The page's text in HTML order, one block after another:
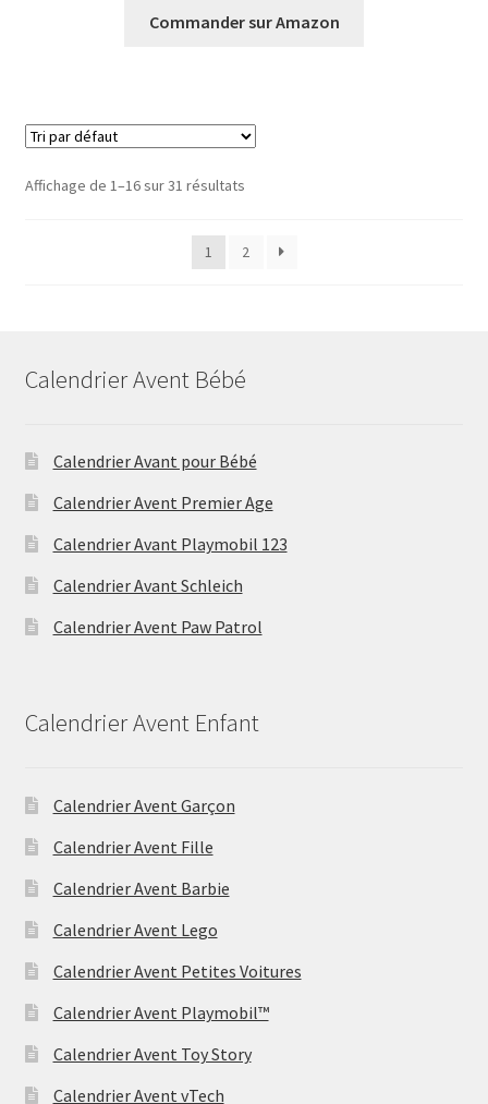
Commander sur Amazon
Affichage de 1–16 sur 31 résultats
1 2
Calendrier Avent Bébé
Calendrier Avant pour Bébé
Calendrier Avent Premier Age
Calendrier Avant Playmobil 123
Calendrier Avant Schleich
Calendrier Avent Paw Patrol
Calendrier Avent Enfant
Calendrier Avent Garçon
Calendrier Avent Fille
Calendrier Avent Barbie
Calendrier Avent Lego
Calendrier Avent Petites Voitures
Calendrier Avent Playmobil™
Calendrier Avent Toy Story
Calendrier Avent vTech